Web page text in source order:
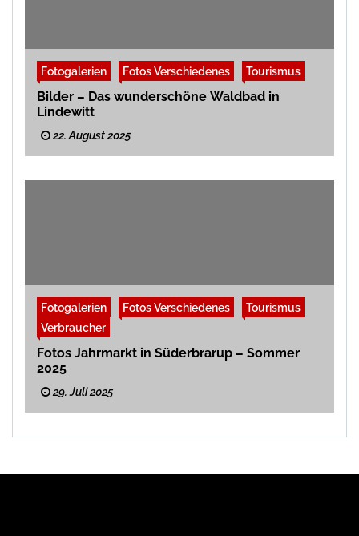
Fotogalerien Fotos Verschiedenes Tourismus
Bilder – Das wunderschöne Waldbad in
Lindewitt
22. August 2025
Fotogalerien Fotos Verschiedenes
Tourismus
Verbraucher
Fotos Jahrmarkt in Süderbrarup – Sommer
2025
29. Juli 2025